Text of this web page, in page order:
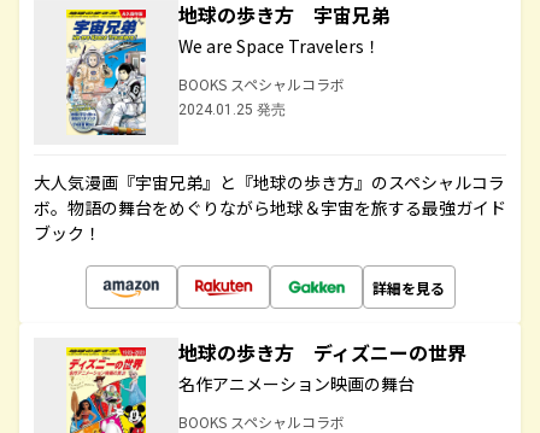
地球の歩き方 宇宙兄弟
We are Space Travelers！
BOOKS スペシャルコラボ
2024.01.25 発売
大人気漫画『宇宙兄弟』と『地球の歩き方』のスペシャルコラ
ボ。物語の舞台をめぐりながら地球＆宇宙を旅する最強ガイド
ブック！
詳細を見る
地球の歩き方 ディズニーの世界
名作アニメーション映画の舞台
BOOKS スペシャルコラボ